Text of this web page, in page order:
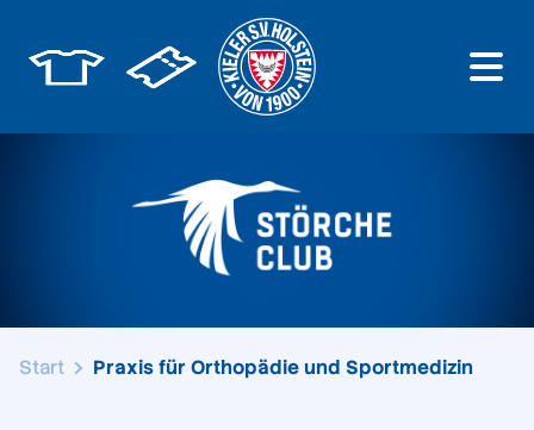
Start Praxis für Orthopädie und Sportmedizin